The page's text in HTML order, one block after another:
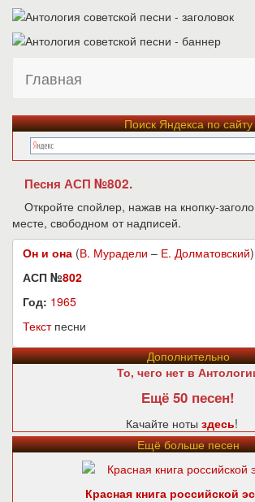
Главная
Поиск Яндекса по сайту
Песня АСП №802.
Откройте спойлер, нажав на кнопку-
месте, свободном от надписей.
Он и она (В. Мурадели – Е. Долматовский)
АСП №802
Год: 1965
Текстпесни
Дополнительно
То, чего нет в
Ещё 50 песен!
Качайте ноты здесь!
Ещё больше песен
Красная книга российской